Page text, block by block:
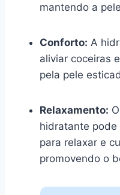
mantendo a
Conforto: A
aliviar coceiras
pela pele
Relaxamento:
hidratante
para relaxar e
promovendo o